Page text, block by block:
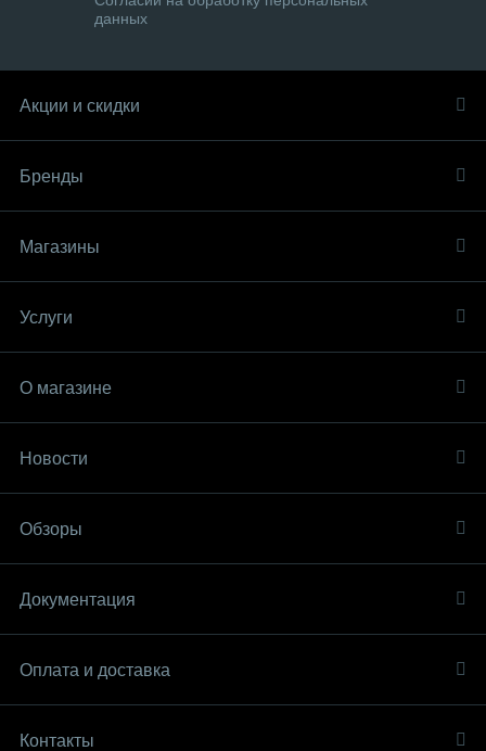
данных
Акции и скидки
Бренды
Магазины
Услуги
О магазине
Новости
Обзоры
Документация
Оплата и доставка
Контакты